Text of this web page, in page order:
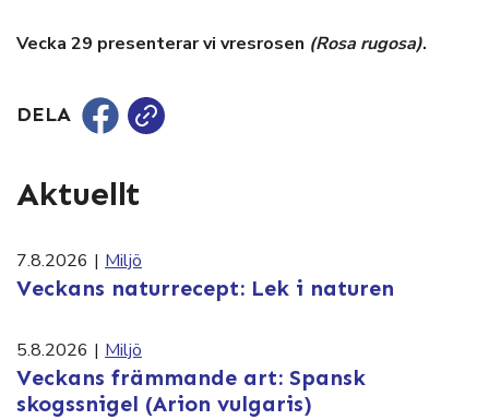
Vecka 29 presenterar vi vresrosen (Rosa rugosa).
DELA
Aktuellt
7.8.2026 | Miljö
Veckans naturrecept: Lek i naturen
5.8.2026 | Miljö
Veckans främmande art: Spansk
skogssnigel (Arion vulgaris)